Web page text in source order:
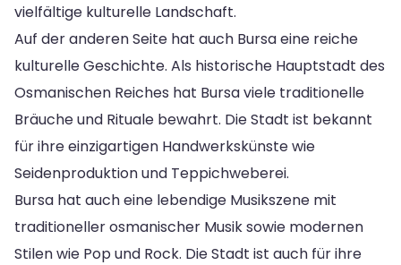
vielfältige kulturelle Landschaft.
Auf der anderen Seite hat auch Bursa eine reiche
kulturelle Geschichte. Als historische Hauptstadt des
Osmanischen Reiches hat Bursa viele traditionelle
Bräuche und Rituale bewahrt. Die Stadt ist bekannt
für ihre einzigartigen Handwerkskünste wie
Seidenproduktion und Teppichweberei.
Bursa hat auch eine lebendige Musikszene mit
traditioneller osmanischer Musik sowie modernen
Stilen wie Pop und Rock. Die Stadt ist auch für ihre